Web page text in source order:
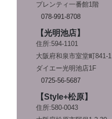
プレンティ一番館1階
078-991-8708
【光明池店】
住所:594-1101
大阪府和泉市室堂町841-1
ダイエー光明池店1F
0725-56-5687
【Style+松原】
住所:580-0043